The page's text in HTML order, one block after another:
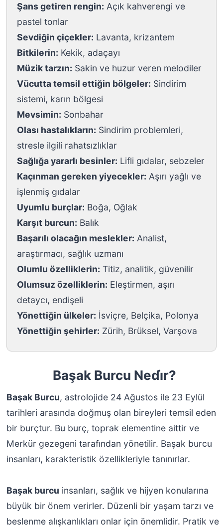
Şans getiren rengin: Açık kahverengi ve
pastel tonlar
Sevdiğin çiçekler: Lavanta, krizantem
Bitkilerin: Kekik, adaçayı
Müzik tarzın: Sakin ve huzur veren melodiler
Vücutta temsil ettiğin bölgeler: Sindirim
sistemi, karın bölgesi
Mevsimin: Sonbahar
Olası hastalıkların: Sindirim problemleri,
stresle ilgili rahatsızlıklar
Sağlığa yararlı besinler: Lifli gıdalar, sebzeler
Kaçınman gereken yiyecekler: Aşırı yağlı ve
işlenmiş gıdalar
Uyumlu burçlar: Boğa, Oğlak
Karşıt burcun: Balık
Başarılı olacağın meslekler: Analist,
araştırmacı, sağlık uzmanı
Olumlu özelliklerin: Titiz, analitik, güvenilir
Olumsuz özelliklerin: Eleştirmen, aşırı
detaycı, endişeli
Yönettiğin ülkeler: İsviçre, Belçika, Polonya
Yönettiğin şehirler: Zürih, Brüksel, Varşova
Başak Burcu Nedi̇r?
Başak Burcu, astrolojide 24 Ağustos ile 23 Eylül
tarihleri arasında doğmuş olan bireyleri temsil eden
bir burçtur. Bu burç, toprak elementine aittir ve
Merkür gezegeni tarafından yönetilir. Başak burcu
insanları, karakteristik özellikleriyle tanınırlar.
Başak burcu insanları, sağlık ve hijyen konularına
büyük bir önem verirler. Düzenli bir yaşam tarzı ve
beslenme alışkanlıkları onlar için önemlidir. Pratik ve